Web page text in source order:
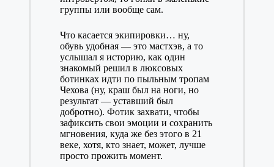
группы или вообще сам.
Что касается экипировки… ну,
обувь удобная — это мастхэв, а то
услышал я историю, как один
знакомый решил в люксовых
ботинках идти по пыльным тропам
Чехова (ну, краш был на ноги, но
результат — уставший был
добротно). Фотик захвати, чтобы
зафиксить свои эмоции и сохранить
мгновения, куда же без этого в 21
веке, хотя, кто знает, может, лучше
просто прожить момент.